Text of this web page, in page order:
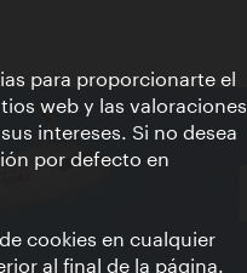
para proporcionarte el
web y las valoraciones
intereses. Si no desea
por defecto en
cookies en cualquier
al final de la página.